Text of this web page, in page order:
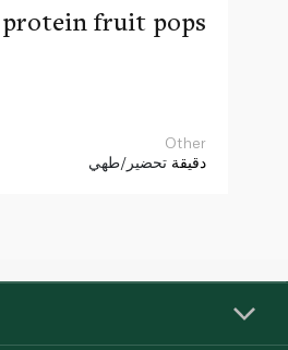
fruit pops
Other
دقيقة تحضير/طهي